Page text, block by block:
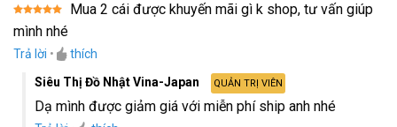
Được xếp
hạng
5
Mua 2 cái được khuyến mãi gì k shop, tư vấn giúp
mình nhé
Trả lời •
thích
Siêu Thị Đồ Nhật Vina-Japan
QUẢN TRỊ VIÊN
Dạ mình được giảm giá với miễn phí ship anh nhé